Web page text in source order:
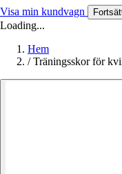
Visa min kundvagn
Loading...
Hem
/ Träningsskor för